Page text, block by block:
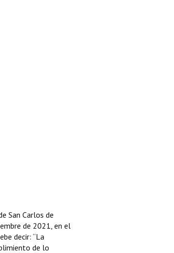
San Carlos de
de 2021, en el
decir: “La
de lo